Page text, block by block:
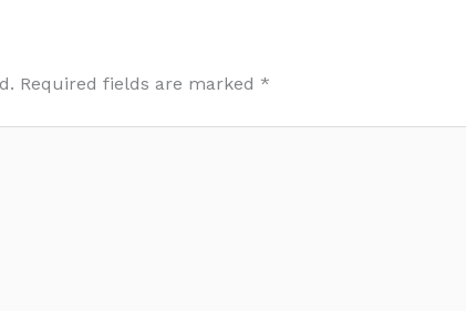
Required fields are marked *